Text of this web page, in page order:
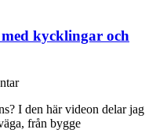
kycklingar och
I den här videon delar jag
från bygge